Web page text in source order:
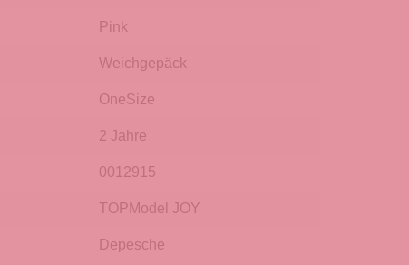
Pink
Weichgepäck
OneSize
2 Jahre
0012915
TOPModel JOY
Depesche